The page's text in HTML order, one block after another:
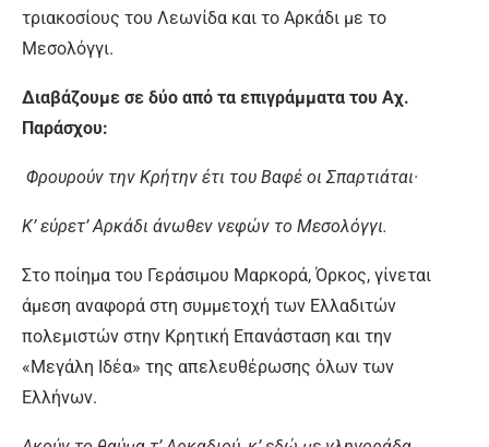
τριακοσίους του Λεωνίδα και το Αρκάδι με το
Μεσολόγγι.
Διαβάζουμε σε δύο από τα επιγράμματα του Αχ.
Παράσχου:
Φρουρούν την Κρήτην έτι του Βαφέ οι Σπαρτιάται·
Κ’ εύρετ’ Αρκάδι άνωθεν νεφών το Μεσολόγγι.
Στο ποίημα του Γεράσιμου Μαρκορά, Όρκος, γίνεται
άμεση αναφορά στη συμμετοχή των Ελλαδιτών
πολεμιστών στην Κρητική Επανάσταση και την
«Μεγάλη Ιδέα» της απελευθέρωσης όλων των
Ελλήνων.